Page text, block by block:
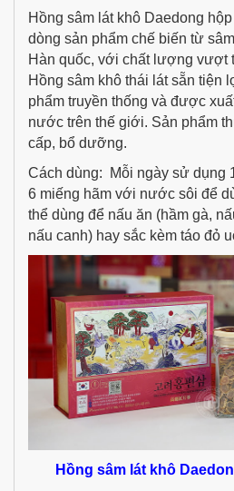
Hồng sâm lát khô Daedong
dòng sản phẩm chế biến từ
Hàn quốc, với chất lượng vượt
Hồng sâm khô thái lát sẵn tiện
phẩm truyền thống và được
nước trên thế giới. Sản phẩm
cấp, bổ dưỡng.
Cách dùng: Mỗi ngày sử dụng
6 miếng hãm với nước sôi để
thể dùng để nấu ăn (hầm gà,
nấu canh) hay sắc kèm táo đỏ
Hồng sâm lát khô